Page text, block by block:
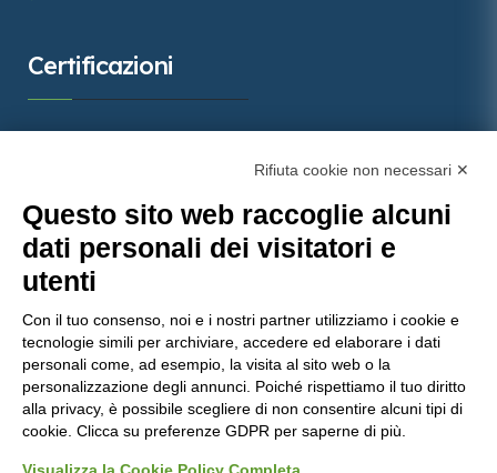
Certificazioni
Molinaro Manufattipunta sulla qualità certificata, con
importanti attestazioni che garantiscono prodotti e
servizi all’avanguardia nel settore del calcestruzzo.
Rifiuta cookie non necessari ✕
Questo sito web raccoglie alcuni
dati personali dei visitatori e
utenti
Con il tuo consenso, noi e i nostri partner utilizziamo i cookie e
tecnologie simili per archiviare, accedere ed elaborare i dati
personali come, ad esempio, la visita al sito web o la
personalizzazione degli annunci. Poiché rispettiamo il tuo diritto
alla privacy, è possibile scegliere di non consentire alcuni tipi di
cookie. Clicca su preferenze GDPR per saperne di più.